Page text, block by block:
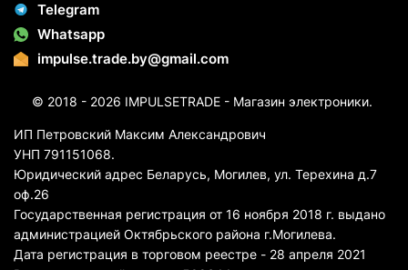
Telegram
Whatsapp
impulse.trade.by@gmail.com
© 2018 - 2026 IMPULSETRADE - Магазин электроники.
ИП Петровский Максим Александрович
УНП 791151068.
Юридический адрес Беларусь, Могилев, ул. Терехина д.7
оф.26
Государственная регистрация от 16 ноября 2018 г. выдано
администрацией Октябрьского района г.Могилева.
Дата регистрация в торговом реестре - 28 апреля 2021